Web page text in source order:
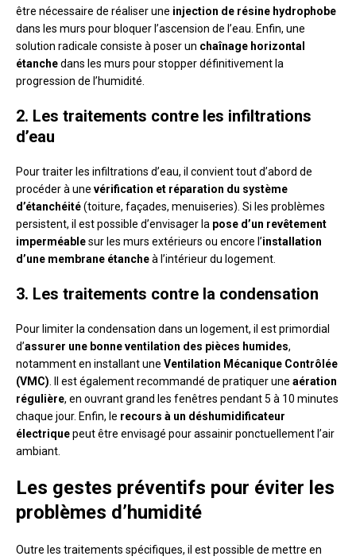
être nécessaire de réaliser une injection de résine hydrophobe
dans les murs pour bloquer l’ascension de l’eau. Enfin, une
solution radicale consiste à poser un chaînage horizontal
étanchedans les murs pour stopper définitivement la
progression de l’humidité.
2. Les traitements contre les infiltrations
d’eau
Pour traiter les infiltrations d’eau, il convient tout d’abord de
procéder à une vérification et réparation du système
d’étanchéité(toiture, façades, menuiseries). Si les problèmes
persistent, il est possible d’envisager la pose d’un revêtement
imperméablesur les murs extérieurs ou encore l’installation
d’une membrane étancheà l’intérieur du logement.
3. Les traitements contre la condensation
Pour limiter la condensation dans un logement, il est primordial
d’assurer une bonne ventilation des pièces humides,
notamment en installant une Ventilation Mécanique Contrôlée
(VMC) . Il est également recommandé de pratiquer une aération
régulière, en ouvrant grand les fenêtres pendant 5 à 10 minutes
chaque jour. Enfin, le recours à un déshumidificateur
électriquepeut être envisagé pour assainir ponctuellement l’air
ambiant.
Les gestes préventifs pour éviter les
problèmes d’humidité
Outre les traitements spécifiques, il est possible de mettre en